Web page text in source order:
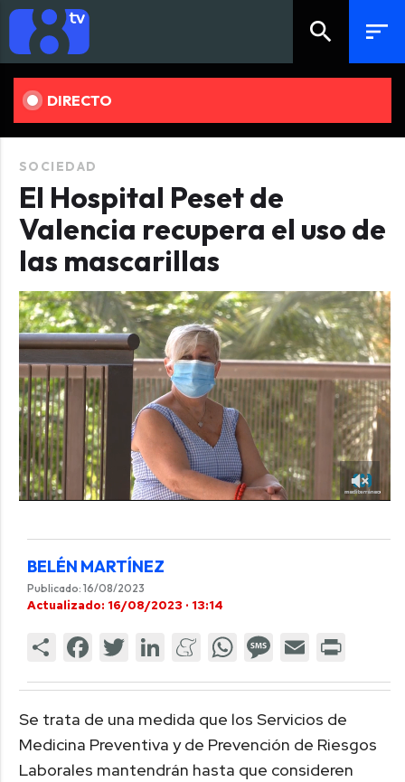
search sort
DIRECTO
SOCIEDAD
El Hospital Peset de
Valencia recupera el uso de
las mascarillas
BELÉN MARTÍNEZ
Publicado: 16/08/2023
Actualizado: 16/08/2023 · 13:14
Se trata de una medida que los Servicios de
Medicina Preventiva y de Prevención de Riesgos
Laborales mantendrán hasta que consideren